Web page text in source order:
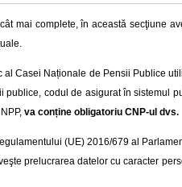
mai complete, în această secţiune
Casei Naționale de Pensii Publice
codul de asigurat în sistemul
va conține obligatoriu CNP-ul dvs.
(UE) 2016/679 al
prelucrarea datelor cu caracter